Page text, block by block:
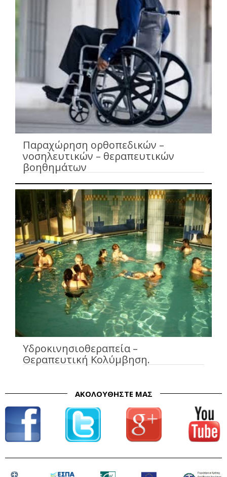
Παραχώρηση ορθοπεδικών –
νοσηλευτικών – θεραπευτικών
βοηθημάτων
Υδροκινησιοθεραπεία –
Θεραπευτική Κολύμβηση.
ΑΚΟΛΟΥΘΉΣΤΕ ΜΑΣ